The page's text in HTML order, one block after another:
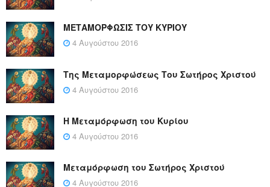
ΜΕΤΑΜΟΡΦΩΣΙΣ ΤΟΥ ΚΥΡΙΟΥ
4 Αυγούστου 2016
Της Μεταμορφώσεως Του Σωτήρος Χριστού
4 Αυγούστου 2016
Η Μεταμόρφωση του Κυρίου
4 Αυγούστου 2016
Μεταμόρφωση του Σωτήρος Χριστού
4 Αυγούστου 2016